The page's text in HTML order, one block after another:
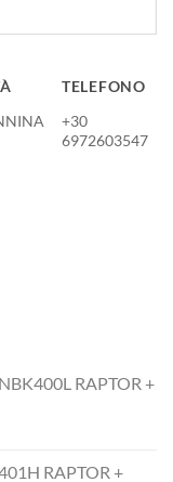
TELEFONO
+30
6972603547
RAPTOR +
RAPTOR +